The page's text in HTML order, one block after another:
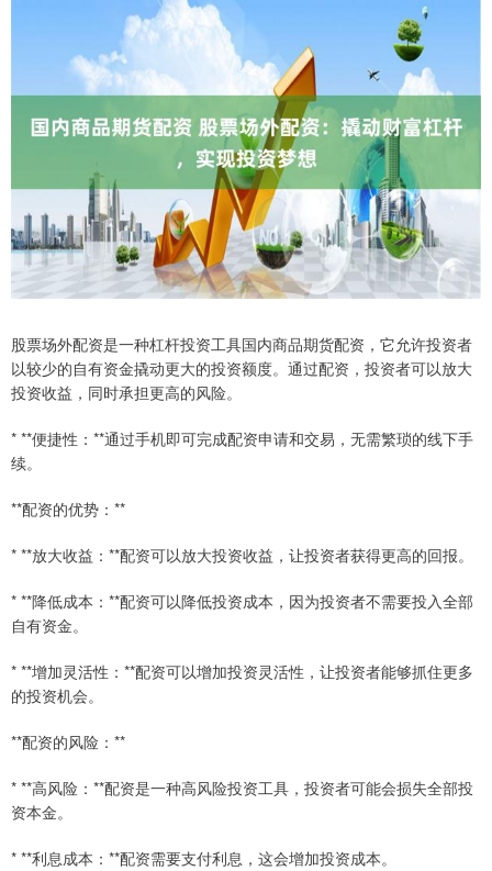
股票场外配资是一种杠杆投资工具国内商品期货配资，它允许投资者
以较少的自有资金撬动更大的投资额度。通过配资，投资者可以放大
投资收益，同时承担更高的风险。
* **便捷性：**通过手机即可完成配资申请和交易，无需繁琐的线下手
续。
**配资的优势：**
* **放大收益：**配资可以放大投资收益，让投资者获得更高的回报。
* **降低成本：**配资可以降低投资成本，因为投资者不需要投入全部
自有资金。
* **增加灵活性：**配资可以增加投资灵活性，让投资者能够抓住更多
的投资机会。
**配资的风险：**
* **高风险：**配资是一种高风险投资工具，投资者可能会损失全部投
资本金。
* **利息成本：**配资需要支付利息，这会增加投资成本。